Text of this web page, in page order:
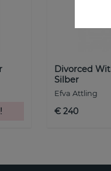
Divorced
Silber
Efva Attling
€ 240